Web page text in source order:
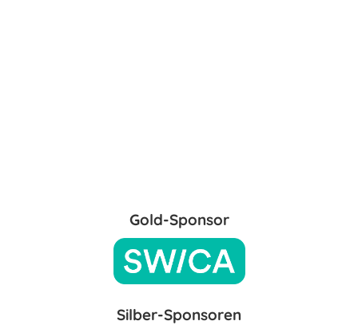
Gold-Sponsor
Silber-Sponsoren